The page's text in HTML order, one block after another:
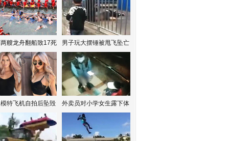
艘龙舟翻船致17死 男子玩大摆锤被甩飞坠亡
特飞机自拍后坠毁 外卖员对小学女生露下体